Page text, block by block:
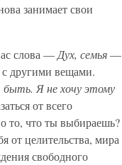
занимает свои
слова — Дух, семья—
с другими вещами.
Я не хочу этому
от всего
то, что ты выбираешь?
от целительства, мира
свободного